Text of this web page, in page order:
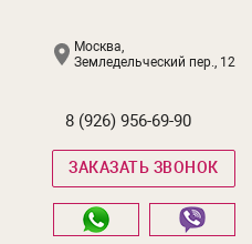
Москва,
Земледельческий пер., 12
8 (926) 956-69-90
ЗАКАЗАТЬ ЗВОНОК